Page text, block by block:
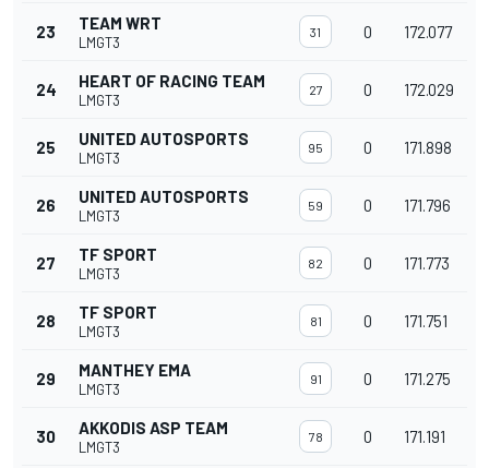
23 TEAM WRT
LMGT3
31 0 172.077
24 HEART OF RACING TEAM
LMGT3
27 0 172.029
25 UNITED AUTOSPORTS
LMGT3
95 0 171.898
26 UNITED AUTOSPORTS
LMGT3
59 0 171.796
27 TF SPORT
LMGT3
82 0 171.773
28 TF SPORT
LMGT3
81 0 171.751
29 MANTHEY EMA
LMGT3
91 0 171.275
30 AKKODIS ASP TEAM
LMGT3
78 0 171.191